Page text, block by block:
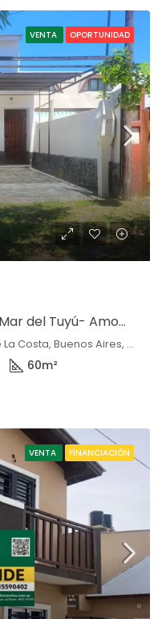
VENTA OPORTUNIDAD
Venta Duplex al frente, en Mar del Tuyú- Amoblado
Calle 77, Mar del Tuyú, Partido de La Costa, Buenos Aires, 7108, Argentina, Mar del Tuyú, Buenos Aires
60m²
VENTA FINANCIACIÓN